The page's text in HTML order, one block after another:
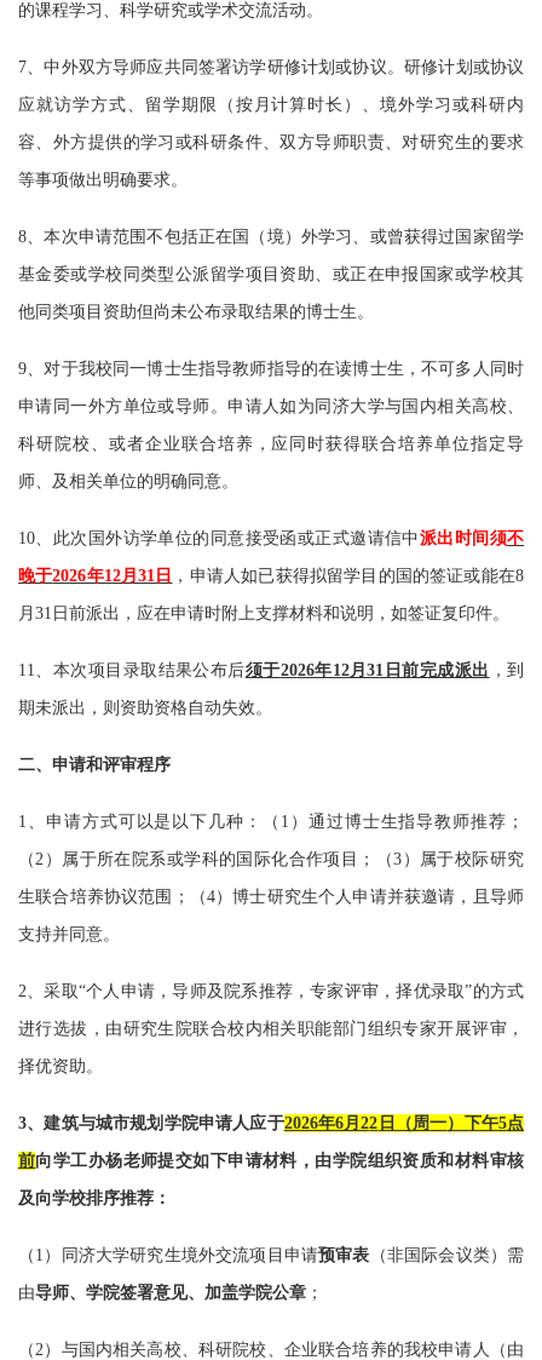
的课程学习、科学研究或学术交流活动。
7、中外双方导师应共同签署访学研修计划或协议。 研修计划或协议
应就访学方式、留学期限（按月计算时长）、境外学习或科研内
容、外方提供的学习或科研条件、双方导师职责、对研究生的要求
等事项做出明确要求。
8、本次申请范围不包括正在国（境）外学习、或曾获得过国家留学
基金委或学校同类型公派留学项目资助、或正在申报国家或学校其
他同类项目资助但尚未公布录取结果的博士生。
9、对于我校同一博士生指导教师指导的在读博士生，不可多人同时
申请同一外方单位或导师。申请人如为同济大学与国内相关高校、
科研院校、或者企业联合培养，应同时获得联合培养单位指定导
师、及相关单位的明确同意。
10、此次国外访学单位的同意接受函或正式邀请信中 派出时间须不
晚于2026年12月31 日 ，申请人如已获得拟留学目的国的签证或能在8
月31日前派出，应在申请时附上支撑材料和说明，如签证复印件。
11、 本次项目录取结果公布后须于2026年12月31日前完成派出 ，到
期未派出，则资助资格自动失效。
二、申请和评审程序
1、申请方式可以是以下几种：（1）通过博士生指导教师推荐；
（2）属于所在院系或学科的国际化合作项目；（3）属于校际研究
生联合培养协议范围；（4）博士研究生个人申请并获邀请，且导师
支持并同意。
2、采取“个人申请，导师及院系推荐，专家评审，择优录取”的方式
进行选拔，由研究生院联合校内相关职能部门组织专家开展评审，
择优资助。
3、建筑与城市规划学院申请人应于2026年6月22 日（周一）下午5点
前向学工办杨老师提交如下申请材料，由学院组织资质和材料审核
及向学校排序推荐：
（ 1）同济大学研究生境外交流项目申请预审表 （非国际会议类）需
由导师、学院签署意见、加盖学院公章 ；
（2）与国内相关高校、科研院校、企业联合培养的我校申请人（由